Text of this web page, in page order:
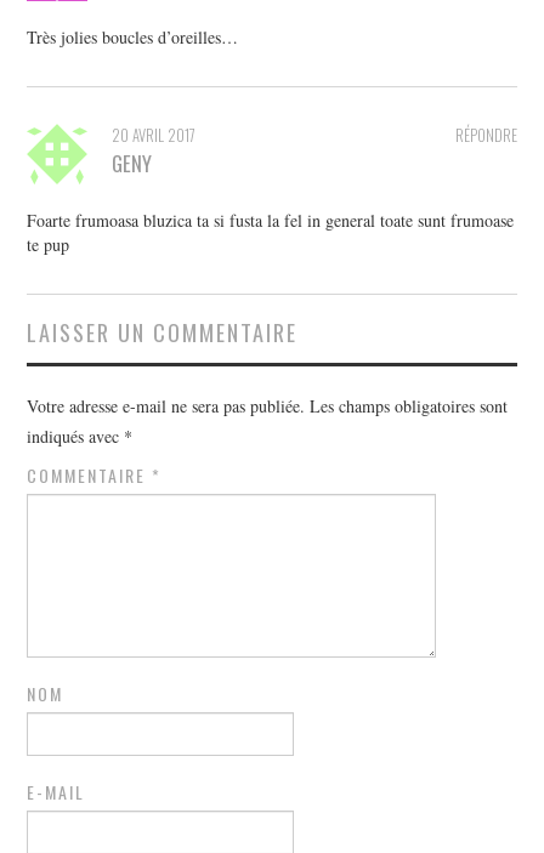
Très jolies boucles d’oreilles…
RÉPONDRE
20 AVRIL 2017
GENY
Foarte frumoasa bluzica ta si fusta la fel in general toate sunt frumoase
te pup
LAISSER UN COMMENTAIRE
Votre adresse e-mail ne sera pas publiée. Les champs obligatoires sont
indiqués avec *
COMMENTAIRE *
NOM
E-MAIL